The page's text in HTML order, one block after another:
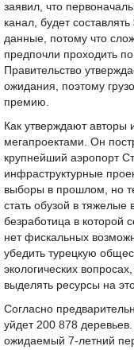
заявил, что
канал, будет
данные, потому что
предпочли проходить
Правительство
ожидания, поэтому
премию.
Как утверждают авторы
мегапроектами. Он
крупнейший аэропорт
инфраструктурные
выборы в прошлом, но
стать обузой в
безработица в которой
нет фискальных
убедить турецкую
экологических
выделять ресурсы на
Согласно
уйдет 200 878
ожидаемый 7-летний